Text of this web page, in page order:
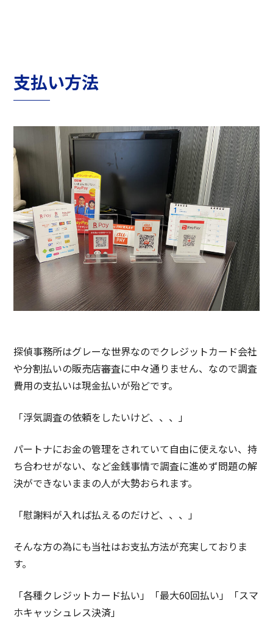
支払い方法
探偵事務所はグレーな世界なのでクレジットカード会社
や分割払いの販売店審査に中々通りません、なので調査
費用の支払いは現金払いが殆どです。
「浮気調査の依頼をしたいけど、、、」
パートナにお金の管理をされていて自由に使えない、持
ち合わせがない、など金銭事情で調査に進めず問題の解
決ができないままの人が大勢おられます。
「慰謝料が入れば払えるのだけど、、、」
そんな方の為にも当社はお支払方法が充実しておりま
す。
「各種クレジットカード払い」「最大60回払い」「スマ
ホキャッシュレス決済」